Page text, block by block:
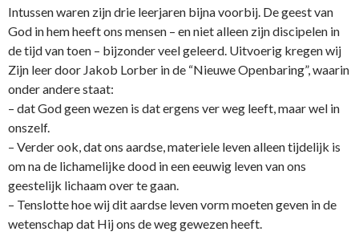
Intussen waren zijn drie leerjaren bijna voorbij. De geest van
God in hem heeft o­ns mensen – en niet alleen zijn discipelen in
de tijd van toen – bijzonder veel geleerd. Uitvoerig kregen wij
Zijn leer door Jakob Lorber in de “Nieuwe Openbaring”, waarin
o­nder andere staat:
– dat God geen wezen is dat ergens ver weg leeft, maar wel in
o­nszelf.
– Verder ook, dat o­ns aardse, materiele leven alleen tijdelijk is
om na de lichamelijke dood in een eeuwig leven van o­ns
geestelijk lichaam over te gaan.
– Tenslotte hoe wij dit aardse leven vorm moeten geven in de
wetenschap dat Hij o­ns de weg gewezen heeft.